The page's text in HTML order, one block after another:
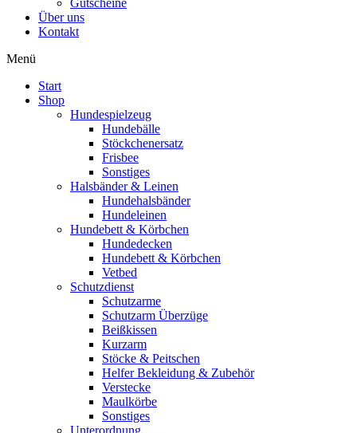
Gutscheine
Über uns
Kontakt
Menü
Start
Shop
Hundespielzeug
Hundebälle
Stöckchenersatz
Frisbee
Sonstiges
Halsbänder & Leinen
Hundehalsbänder
Hundeleinen
Hundebett & Körbchen
Hundedecken
Hundebett & Körbchen
Vetbed
Schutzdienst
Schutzarme
Schutzarm Überzüge
Beißkissen
Kurzarm
Stöcke & Peitschen
Helfer Bekleidung & Zubehör
Verstecke
Maulkörbe
Sonstiges
Unterordnung